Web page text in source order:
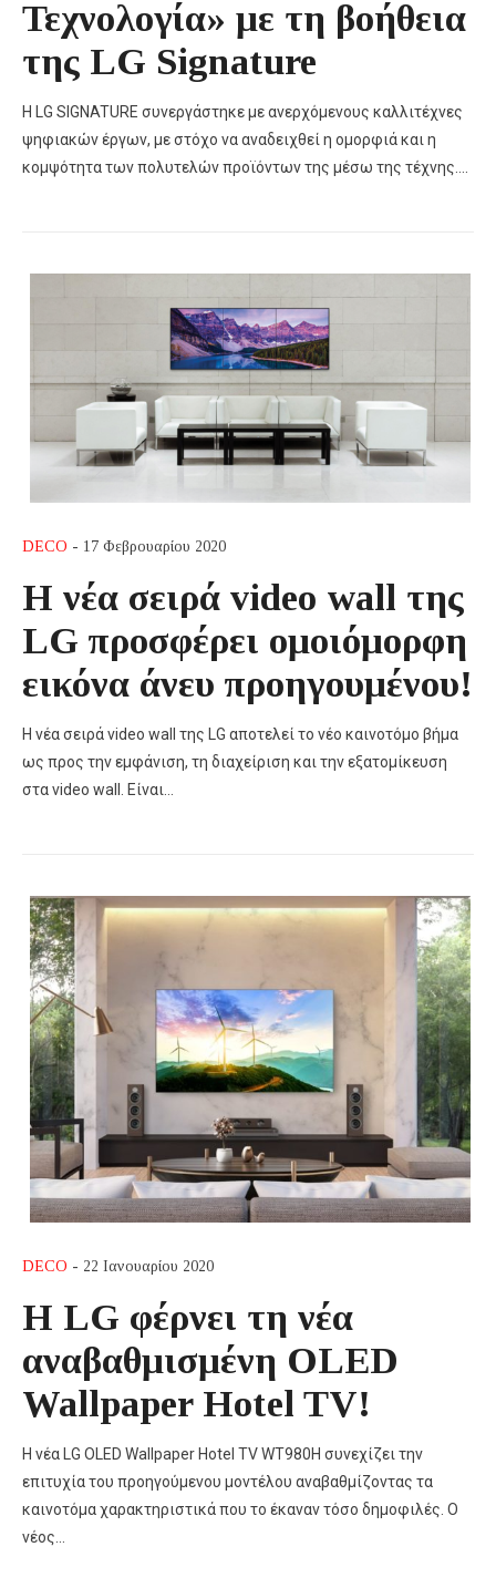
Τεχνολογία» με τη βοήθεια
της LG Signature
Η LG SIGNATURE συνεργάστηκε με ανερχόμενους καλλιτέχνες
ψηφιακών έργων, με στόχο να αναδειχθεί η ομορφιά και η
κομψότητα των πολυτελών προϊόντων της μέσω της τέχνης….
DECO - 17 Φεβρουαρίου 2020
Η νέα σειρά video wall της
LG προσφέρει ομοιόμορφη
εικόνα άνευ προηγουμένου!
Η νέα σειρά video wall της LG αποτελεί το νέο καινοτόμο βήμα
ως προς την εμφάνιση, τη διαχείριση και την εξατομίκευση
στα video wall. Είναι…
DECO - 22 Ιανουαρίου 2020
Η LG φέρνει τη νέα
αναβαθμισμένη OLED
Wallpaper Hotel TV!
Η νέα LG OLED Wallpaper Hotel TV WT980H συνεχίζει την
επιτυχία του προηγούμενου μοντέλου αναβαθμίζοντας τα
καινοτόμα χαρακτηριστικά που το έκαναν τόσο δημοφιλές. Ο
νέος…